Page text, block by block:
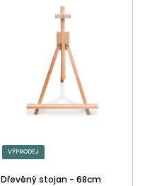
VÝPRODEJ
Dřevěný stojan - 68cm